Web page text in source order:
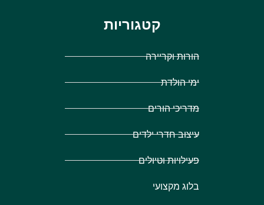
קטגוריות
הורות וקריירה
ימי הולדת
מדריכי הורים
עיצוב חדרי ילדים
פעילויות וטיולים
בלוג מקצועי